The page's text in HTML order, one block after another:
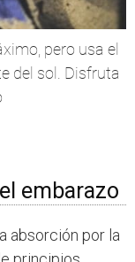
pero usa el
del sol. Disfruta
embarazo
absorción por la